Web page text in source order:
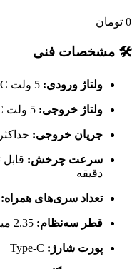
0 تومان
🛠 مشخصات فنی
ولتاژ ورودی:
ولتاژ خروجی:
جریان خروجی: حداکثر 2 آمپر
سرعت چرخش:
دقیقه
تعداد سری‌های همراه:
قطر سه‌نظام:
پورت شارژ: